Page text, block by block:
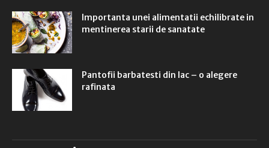
Importanta unei alimentatii echilibrate in
mentinerea starii de sanatate
Pantofii barbatesti din lac – o alegere
rafinata